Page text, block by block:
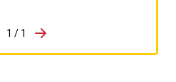
1 / 1
Przejdź do następnego